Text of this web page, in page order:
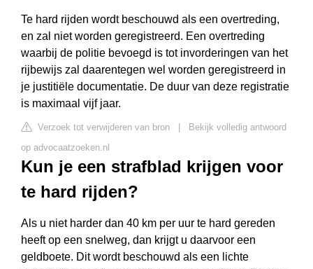
Te hard rijden wordt beschouwd als een overtreding,
en zal niet worden geregistreerd. Een overtreding
waarbij de politie bevoegd is tot invorderingen van het
rijbewijs zal daarentegen wel worden geregistreerd in
je justitiële documentatie. De duur van deze registratie
is maximaal vijf jaar.
Verzoek tot verwijderen van bron
Bekijk volledig antwoord
op advocaatzoeken.nl
Kun je een strafblad krijgen voor
te hard rijden?
Als u niet harder dan 40 km per uur te hard gereden
heeft op een snelweg, dan krijgt u daarvoor een
geldboete. Dit wordt beschouwd als een lichte